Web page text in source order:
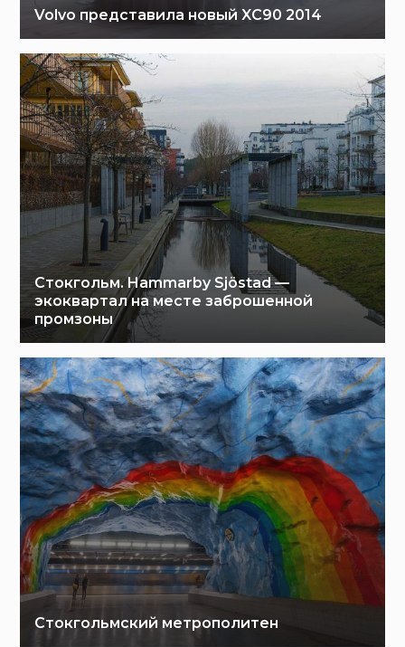
Volvo представила новый XC90 2014
Стокгольм. Hammarby Sjöstad —
экоквартал на месте заброшенной
промзоны
Стокгольмский метрополитен